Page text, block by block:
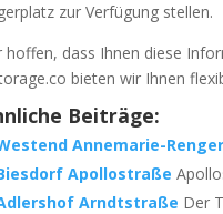
zur Verfügung stellen.
hoffen, dass Ihnen diese
bieten wir Ihnen
Beiträge:
Annemarie-
Apollostraße
Arndtstraße Der